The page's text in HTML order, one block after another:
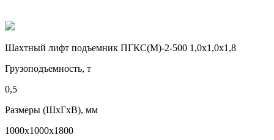
Шахтный лифт подъемник ПГКС(М)-2-500 1,0х1,0х1,8
Грузоподъемность, т
0,5
Размеры (ШхГхВ), мм
1000х1000х1800